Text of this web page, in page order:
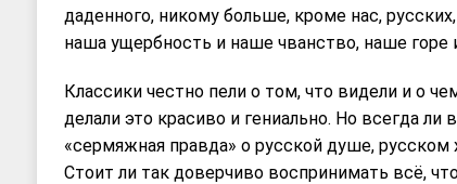
даденного, никому больше, кроме нас,
наша ущербность и наше чванство, наше горе
Классики честно пели о том, что видели и о
делали это красиво и гениально. Но всегда
«сермяжная правда» о русской душе, русском
Стоит ли так доверчиво воспринимать всё,